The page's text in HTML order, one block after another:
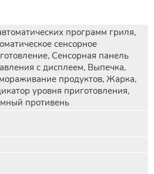
программ гриля,
сенсорное
Сенсорная панель
с дисплеем, Выпечка,
продуктов, Жарка,
уровня приготовления,
противень